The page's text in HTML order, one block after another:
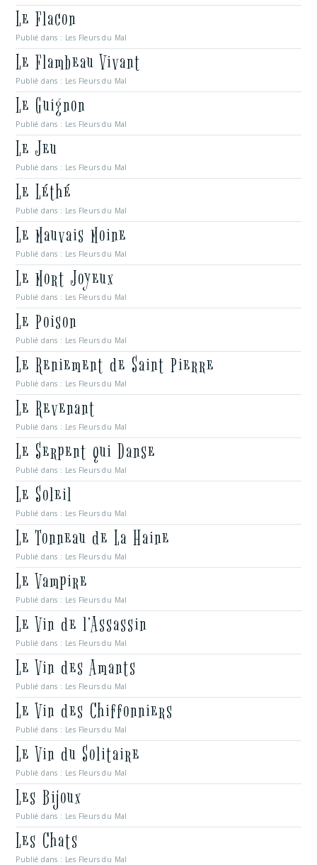
Le Flacon
Publié dans : Les Fleurs du Mal
Le Flambeau Vivant
Publié dans : Les Fleurs du Mal
Le Guignon
Publié dans : Les Fleurs du Mal
Le Jeu
Publié dans : Les Fleurs du Mal
Le Léthé
Publié dans : Les Fleurs du Mal
Le Mauvais Moine
Publié dans : Les Fleurs du Mal
Le Mort Joyeux
Publié dans : Les Fleurs du Mal
Le Poison
Publié dans : Les Fleurs du Mal
Le Reniement de Saint Pierre
Publié dans : Les Fleurs du Mal
Le Revenant
Publié dans : Les Fleurs du Mal
Le Serpent qui Danse
Publié dans : Les Fleurs du Mal
Le Soleil
Publié dans : Les Fleurs du Mal
Le Tonneau de La Haine
Publié dans : Les Fleurs du Mal
Le Vampire
Publié dans : Les Fleurs du Mal
Le Vin de l’Assassin
Publié dans : Les Fleurs du Mal
Le Vin des Amants
Publié dans : Les Fleurs du Mal
Le Vin des Chiffonniers
Publié dans : Les Fleurs du Mal
Le Vin du Solitaire
Publié dans : Les Fleurs du Mal
Les Bijoux
Publié dans : Les Fleurs du Mal
Les Chats
Publié dans : Les Fleurs du Mal